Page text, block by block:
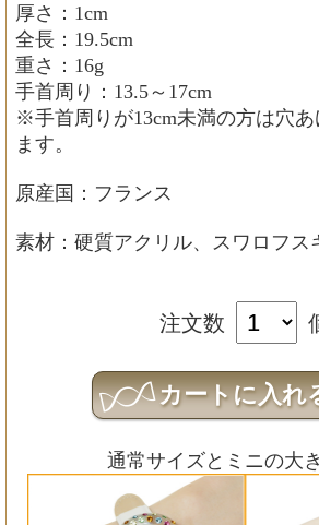
厚さ：1cm
全長：19.5cm
重さ：16g
手首周り：13.5～17cm
※手首周りが13cm未満の方は穴あ
ます。
原産国：フランス
素材：硬質アクリル、スワロフス
注文数
通常サイズとミニの大